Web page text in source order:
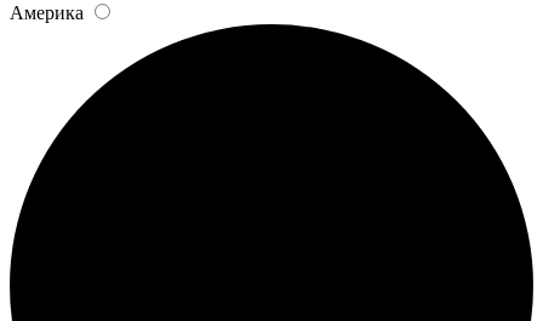
Америка